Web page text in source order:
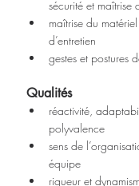
sécurité et maîtrise
maîtrise du
d’entretien
gestes et postures
Qualités
réactivité,
polyvalence
sens de
équipe
rigueur et